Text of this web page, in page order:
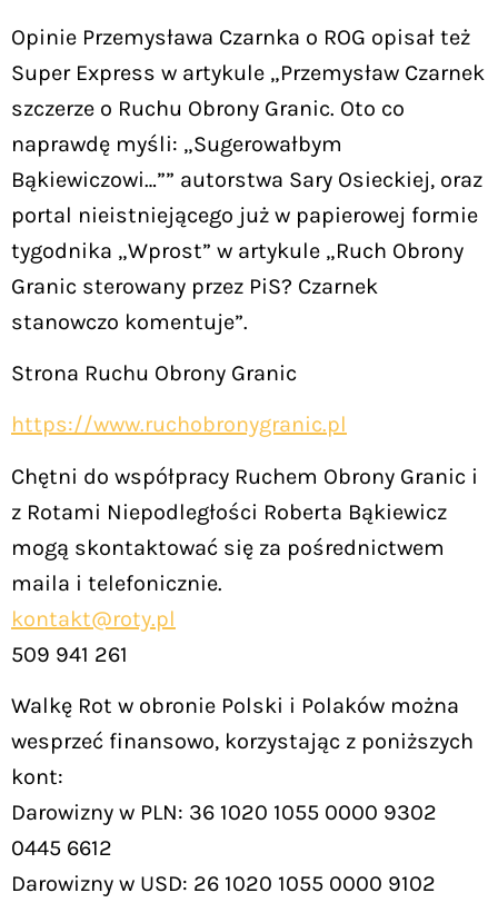
Opinie Przemysława Czarnka o ROG opisał też
Super Express w artykule „Przemysław Czarnek
szczerze o Ruchu Obrony Granic. Oto co
naprawdę myśli: „Sugerowałbym
Bąkiewiczowi…”” autorstwa Sary Osieckiej, oraz
portal nieistniejącego już w papierowej formie
tygodnika „Wprost” w artykule „Ruch Obrony
Granic sterowany przez PiS? Czarnek
stanowczo komentuje”.
Strona Ruchu Obrony Granic
https://www.ruchobronygranic.pl
Chętni do współpracy Ruchem Obrony Granic i
z Rotami Niepodległości Roberta Bąkiewicz
mogą skontaktować się za pośrednictwem
maila i telefonicznie.
kontakt@roty.pl
509 941 261
Walkę Rot w obronie Polski i Polaków można
wesprzeć finansowo, korzystając z poniższych
kont:
Darowizny w PLN: 36 1020 1055 0000 9302
0445 6612
Darowizny w USD: 26 1020 1055 0000 9102